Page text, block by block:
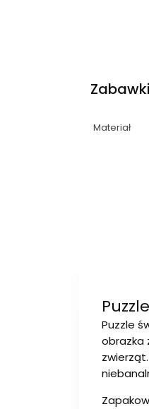
Materiał
Puzzle
obrazka